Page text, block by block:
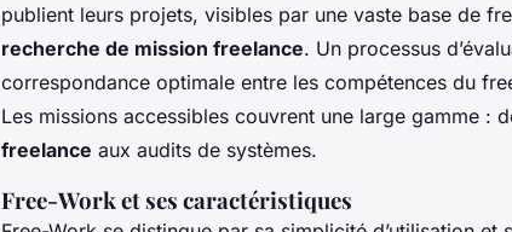
publient leurs projets, visibles par une vaste base de
recherche de mission freelance. Un processus
correspondance optimale entre les compétences du
Les missions accessibles couvrent une large gamme :
freelance aux audits de systèmes.
Free-Work et ses caractéristiques